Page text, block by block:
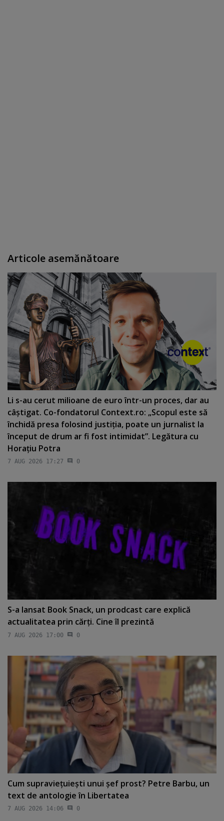
Articole asemănătoare
Li s-au cerut milioane de euro într-un proces, dar au
câştigat. Co-fondatorul Context.ro: „Scopul este să
închidă presa folosind justiţia, poate un jurnalist la
început de drum ar fi fost intimidat”. Legătura cu
Horaţiu Potra
7 AUG 2026 17:27 0
S-a lansat Book Snack, un prodcast care explică
actualitatea prin cărţi. Cine îl prezintă
7 AUG 2026 17:00 0
Cum supravieţuieşti unui şef prost? Petre Barbu, un
text de antologie în Libertatea
7 AUG 2026 14:06 0